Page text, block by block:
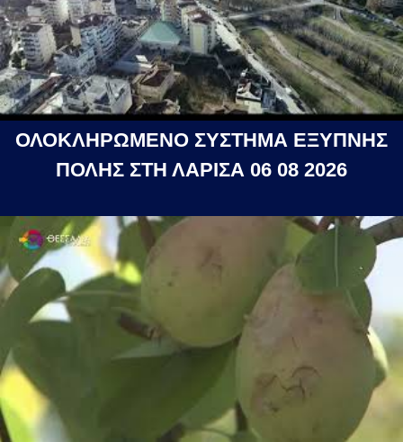
ΟΛΟΚΛΗΡΩΜΕΝΟ ΣΥΣΤΗΜΑ ΕΞΥΠΝΗΣ
ΠΟΛΗΣ ΣΤΗ ΛΑΡΙΣΑ 06 08 2026